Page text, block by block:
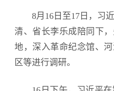
8月16日至17日，习
清、省长李乐成陪同下
地，深入革命纪念馆、
区等进行调研。